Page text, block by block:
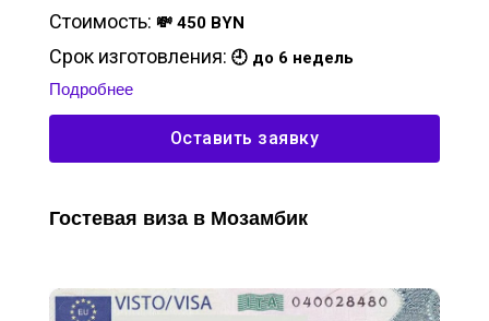
Стоимость: 💸 450 BYN
Срок изготовления: 🕘 до 6 недель
Подробнее
Оставить заявку
Гостевая виза в Мозамбик